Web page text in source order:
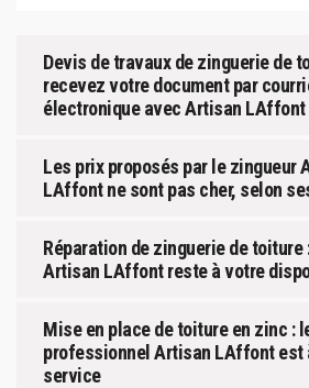
Devis de travaux de zinguerie de
recevez votre document par
électronique avec Artisan LAffont
Les prix proposés par le zingueur
LAffont ne sont pas cher, selon
Réparation de zinguerie de toiture
Artisan LAffont reste à votre
Mise en place de toiture en zinc :
professionnel Artisan LAffont est
service